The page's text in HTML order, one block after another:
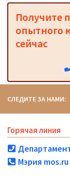
Получите
опытного
сейчас
СЛЕДИТЕ ЗА НАМИ:
Горячая линия
Мэрия mos.ru